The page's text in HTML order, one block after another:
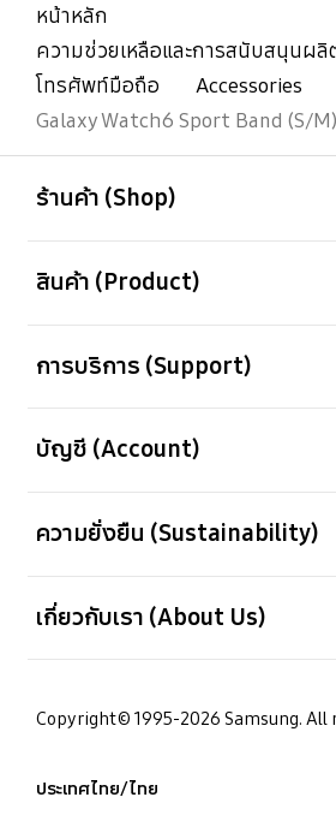
หน้าหลัก
ความช่วยเหลือและการสนับสนุน
โทรศัพท์มือถือ
Accessories
Galaxy Watch6 Sport Band (S/M)
ร้านค้า (Shop)
สินค้า (Product)
การบริการ (Support)
บัญชี (Account)
ความยั่งยืน (Sustainability)
เกี่ยวกับเรา (About Us)
Copyright© 1995-2026 Samsung. All
ประเทศไทย/ไทย